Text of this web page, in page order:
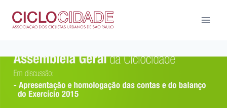
para